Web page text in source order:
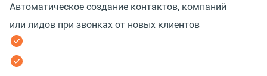
Автоматическое создание контактов, компаний
или лидов при звонках от новых клиентов